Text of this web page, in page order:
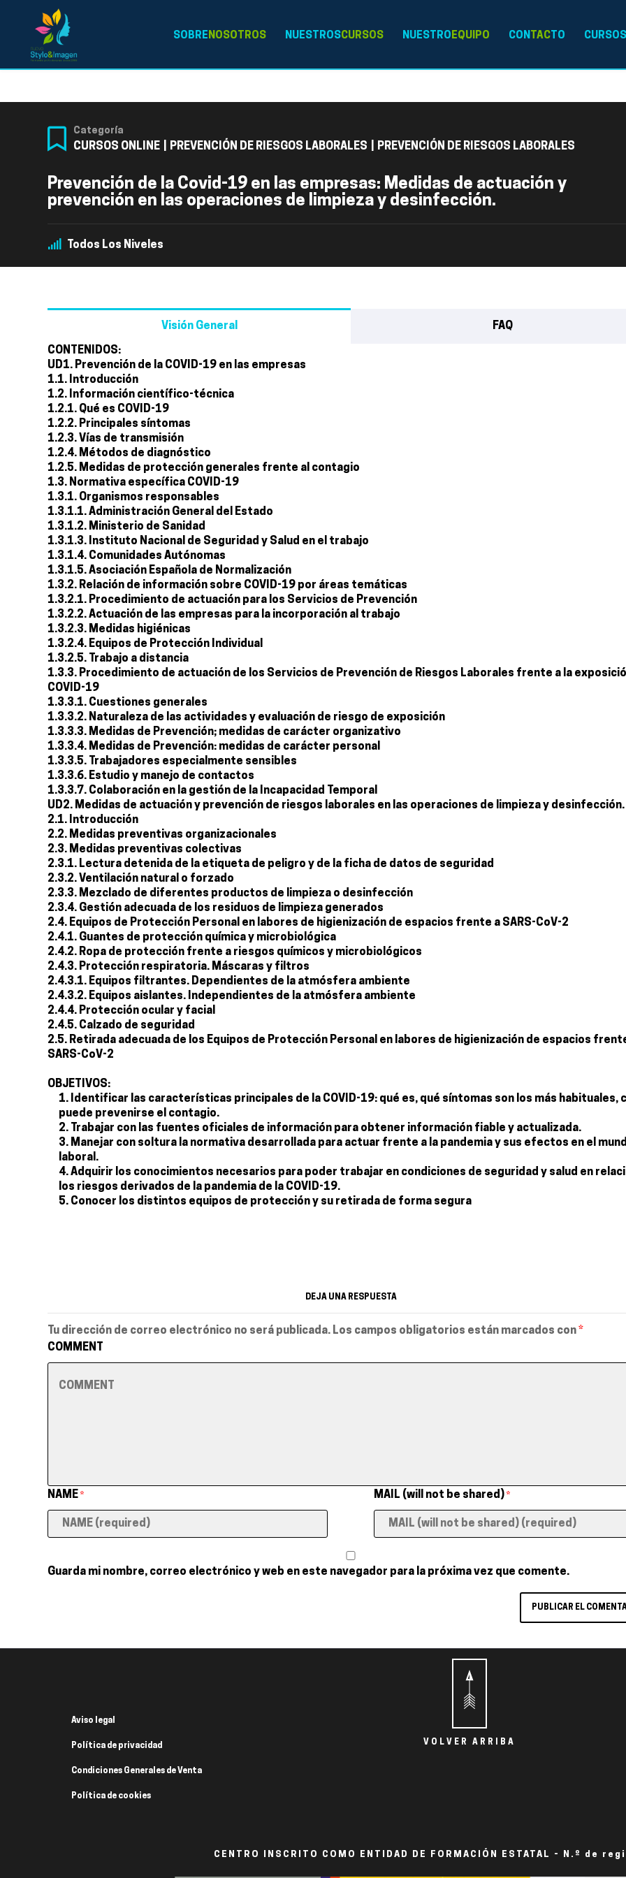
SOBRENOSOTROS NUESTROSCURSOS NUESTROEQUIPO CONTACTO CURSOS
Categoría
CURSOS ONLINE PREVENCIÓN DE RIESGOS LABORALES PREVENCIÓN DE RIESGOS LABORALES
Prevención de la Covid-19 en las empresas: Medidas de actuación y
prevención en las operaciones de limpieza y desinfección.
Todos Los Niveles
Visión General FAQ
CONTENIDOS:
UD1. Prevención de la COVID-19 en las empresas
1.1. Introducción
1.2. Información científico-técnica
1.2.1. Qué es COVID-19
1.2.2. Principales síntomas
1.2.3. Vías de transmisión
1.2.4. Métodos de diagnóstico
1.2.5. Medidas de protección generales frente al contagio
1.3. Normativa específica COVID-19
1.3.1. Organismos responsables
1.3.1.1. Administración General del Estado
1.3.1.2. Ministerio de Sanidad
1.3.1.3. Instituto Nacional de Seguridad y Salud en el trabajo
1.3.1.4. Comunidades Autónomas
1.3.1.5. Asociación Española de Normalización
1.3.2. Relación de información sobre COVID-19 por áreas temáticas
1.3.2.1. Procedimiento de actuación para los Servicios de Prevención
1.3.2.2. Actuación de las empresas para la incorporación al trabajo
1.3.2.3. Medidas higiénicas
1.3.2.4. Equipos de Protección Individual
1.3.2.5. Trabajo a distancia
1.3.3. Procedimiento de actuación de los Servicios de Prevención de Riesgos Laborales frente a la
COVID-19
1.3.3.1. Cuestiones generales
1.3.3.2. Naturaleza de las actividades y evaluación de riesgo de exposición
1.3.3.3. Medidas de Prevención; medidas de carácter organizativo
1.3.3.4. Medidas de Prevención: medidas de carácter personal
1.3.3.5. Trabajadores especialmente sensibles
1.3.3.6. Estudio y manejo de contactos
1.3.3.7. Colaboración en la gestión de la Incapacidad Temporal
UD2. Medidas de actuación y prevención de riesgos laborales en las operaciones de limpieza y desinfección.
2.1. Introducción
2.2. Medidas preventivas organizacionales
2.3. Medidas preventivas colectivas
2.3.1. Lectura detenida de la etiqueta de peligro y de la ficha de datos de seguridad
2.3.2. Ventilación natural o forzado
2.3.3. Mezclado de diferentes productos de limpieza o desinfección
2.3.4. Gestión adecuada de los residuos de limpieza generados
2.4. Equipos de Protección Personal en labores de higienización de espacios frente a SARS-CoV-2
2.4.1. Guantes de protección química y microbiológica
2.4.2. Ropa de protección frente a riesgos químicos y microbiológicos
2.4.3. Protección respiratoria. Máscaras y filtros
2.4.3.1. Equipos filtrantes. Dependientes de la atmósfera ambiente
2.4.3.2. Equipos aislantes. Independientes de la atmósfera ambiente
2.4.4. Protección ocular y facial
2.4.5. Calzado de seguridad
2.5. Retirada adecuada de los Equipos de Protección Personal en labores de higienización de espacios
SARS-CoV-2
OBJETIVOS:
Identificar las características principales de la COVID-19: qué es, qué síntomas son los más habituales,
puede prevenirse el contagio.
Trabajar con las fuentes oficiales de información para obtener información fiable y actualizada.
Manejar con soltura la normativa desarrollada para actuar frente a la pandemia y sus efectos en el
laboral.
Adquirir los conocimientos necesarios para poder trabajar en condiciones de seguridad y salud en
los riesgos derivados de la pandemia de la COVID-19.
Conocer los distintos equipos de protección y su retirada de forma segura
DEJA UNA RESPUESTA
Tu dirección de correo electrónico no será publicada. Los campos obligatorios están marcados con *
COMMENT
NAME * MAIL (will not be shared) *
Guarda mi nombre, correo electrónico y web en este navegador para la próxima vez que comente.
VOLVER ARRIBA
Aviso legal
Política de privacidad
Condiciones Generales de Venta
Política de cookies
CENTRO INSCRITO COMO ENTIDAD DE FORMACIÓN ESTATAL - N.º de